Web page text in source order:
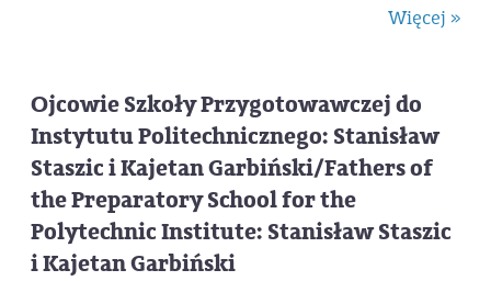
Więcej »
Ojcowie Szkoły Przygotowawczej do
Instytutu Politechnicznego: Stanisław
Staszic i Kajetan Garbiński/Fathers of
the Preparatory School for the
Polytechnic Institute: Stanisław Staszic
i Kajetan Garbiński